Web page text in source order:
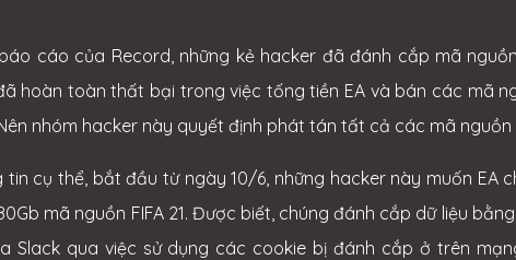
cáo của Record, những kẻ hacker đã đánh cắp mã
hoàn toàn thất bại trong việc tống tiền EA và bán các mã
nhóm hacker này quyết định phát tán tất cả các mã
tin cụ thể, bắt đầu từ ngày 10/6, những hacker này muốn EA
mã nguồn FIFA 21. Được biết, chúng đánh cắp dữ liệu
Slack qua việc sử dụng các cookie bị đánh cắp ở trên